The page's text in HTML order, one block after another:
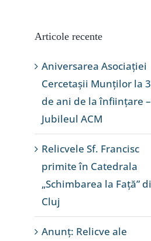
Articole recente
Aniversarea Asociației
Cercetașii Munților la
de ani de la înființare –
Jubileul ACM
Relicvele Sf. Francisc
primite în Catedrala
„Schimbarea la Față”
Cluj
Anunț: Relicve ale